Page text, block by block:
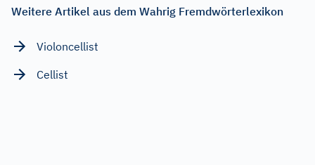
Weitere Artikel aus dem Wahrig Fremdwörterlexikon
Violoncellist
Cellist